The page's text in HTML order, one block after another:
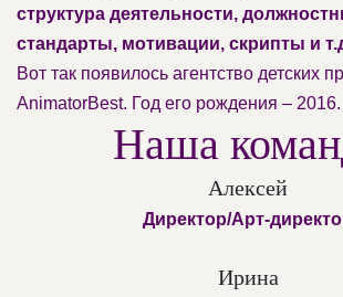
структура деятельности,
стандарты, мотивации, скрипты и
Вот так появилось агентство детских
AnimatorBest. Год его рождения – 2016.
Наша
Алексей
Директор/Арт-
Ирина